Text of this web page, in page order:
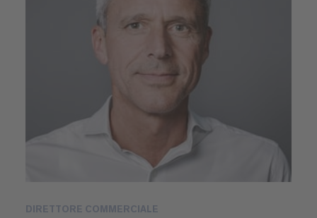
DIRETTORE COMMERCIALE